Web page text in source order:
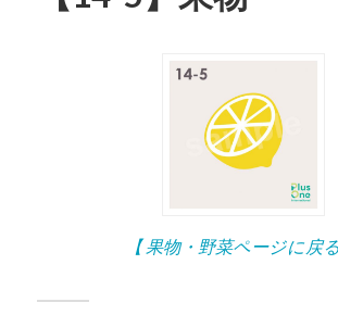
【 果物・野菜ページに戻